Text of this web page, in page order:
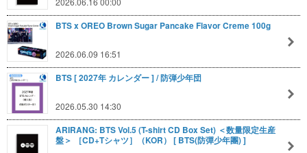
BTS x OREO Brown Sugar Pancake Flavor Creme 100g
2026.06.09 16:51
BTS [ 2027年 カレンダー ] / 防弾少年団
2026.05.30 14:30
ARIRANG: BTS Vol.5 (T-shirt CD Box Set) ＜数量限定生産
盤＞ ［CD+Tシャツ］（KOR） [ BTS(防彈少年團) ]